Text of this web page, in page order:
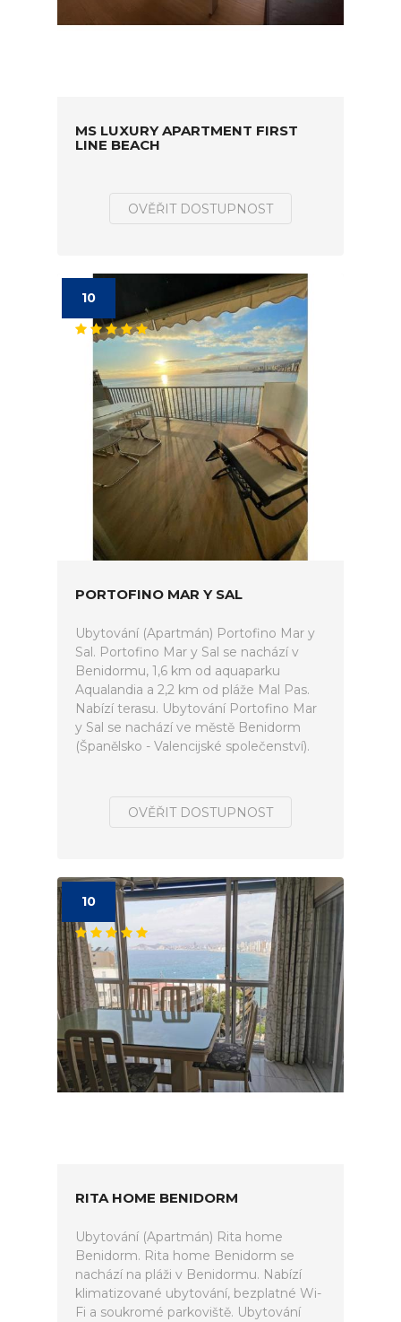
MS LUXURY APARTMENT FIRST
LINE BEACH
OVĚŘIT DOSTUPNOST
10
PORTOFINO MAR Y SAL
Ubytování (Apartmán) Portofino Mar y
Sal. Portofino Mar y Sal se nachází v
Benidormu, 1,6 km od aquaparku
Aqualandia a 2,2 km od pláže Mal Pas.
Nabízí terasu. Ubytování Portofino Mar
y Sal se nachází ve městě Benidorm
(Španělsko - Valencijské společenství).
OVĚŘIT DOSTUPNOST
10
RITA HOME BENIDORM
Ubytování (Apartmán) Rita home
Benidorm. Rita home Benidorm se
nachází na pláži v Benidormu. Nabízí
klimatizované ubytování, bezplatné Wi-
Fi a soukromé parkoviště. Ubytování